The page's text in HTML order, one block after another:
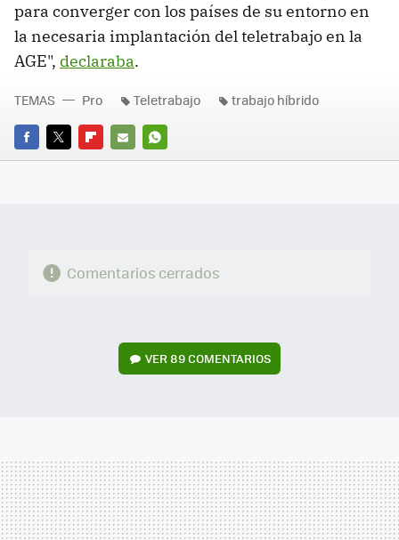
para converger con los países de su entorno en
la necesaria implantación del teletrabajo en la
AGE", declaraba.
FACEBOOK
TWITTERFLIPBOARD
E-
WHATSAPP
TEMAS Pro Teletrabajo trabajo híbrido
Comentarios cerrados
VER89 COMENTARIOS